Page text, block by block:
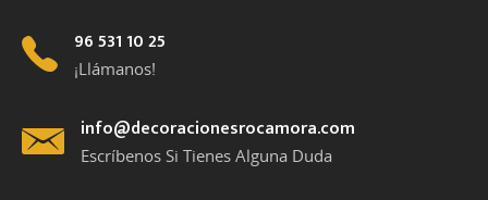
96 531 10 25
¡Llámanos!
info@decoracionesrocamora.com
Escríbenos Si Tienes Alguna Duda